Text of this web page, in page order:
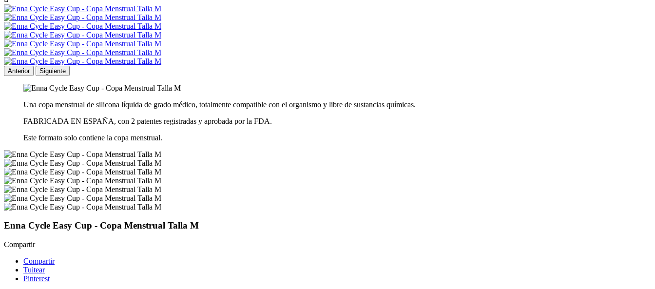
Anterior Siguiente
Una copa menstrual de silicona líquida de grado médico, totalmente compatible con el organismo y libre de sustancias químicas.
FABRICADA EN ESPAÑA, con 2 patentes registradas y aprobada por la FDA.
Este formato solo contiene la copa menstrual.
Enna Cycle Easy Cup - Copa Menstrual Talla M
Compartir
Compartir
Tuitear
Pinterest